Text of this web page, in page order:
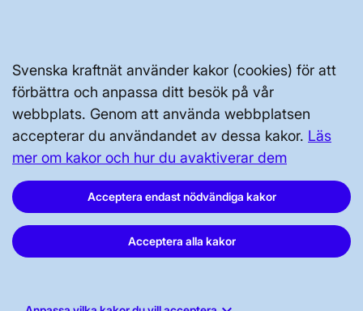
Svenska kraftnät använder kakor (cookies) för att
förbättra och anpassa ditt besök på vår
webbplats. Genom att använda webbplatsen
accepterar du användandet av dessa kakor. Läs
mer om kakor och hur du avaktiverar dem
Acceptera endast nödvändiga kakor
Acceptera alla kakor
Svenska kraftnät, Box 1200, 172 24
Sundbyberg
Tel: 010-475 80 00
Org.nr: 202100-4284